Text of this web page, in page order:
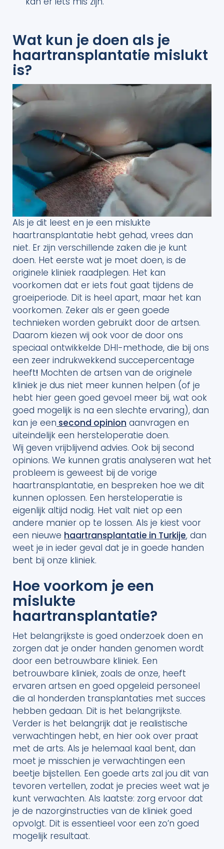
Wat kun je doen als je
haartransplantatie mislukt
is?
Als je dit leest en je een mislukte
haartransplantatie hebt gehad, vrees dan
niet. Er zijn verschillende zaken die je kunt
doen. Het eerste wat je moet doen, is de
originele kliniek raadplegen. Het kan
voorkomen dat er iets fout gaat tijdens de
groeiperiode. Dit is heel apart, maar het kan
voorkomen. Zeker als er geen goede
technieken worden gebruikt door de artsen.
Daarom kiezen wij ook voor de door ons
speciaal ontwikkelde DHI-methode, die bij ons
een zeer indrukwekkend succepercentage
heeft! Mochten de artsen van de originele
kliniek je dus niet meer kunnen helpen (of je
hebt hier geen goed gevoel meer bij, wat ook
goed mogelijk is na een slechte ervaring), dan
kan je een second opinion aanvragen en
uiteindelijk een hersteloperatie doen.
Wij geven vrijblijvend advies. Ook bij second
opinions. We kunnen gratis analyseren wat het
probleem is geweest bij de vorige
haartransplantatie, en bespreken hoe we dit
kunnen oplossen. Een hersteloperatie is
eigenlijk altijd nodig. Het valt niet op een
andere manier op te lossen. Als je kiest voor
een nieuwe haartransplantatie in Turkije, dan
weet je in ieder geval dat je in goede handen
bent bij onze kliniek.
Hoe voorkom je een
mislukte
haartransplantatie?
Het belangrijkste is goed onderzoek doen en
zorgen dat je onder handen genomen wordt
door een betrouwbare kliniek. Een
betrouwbare kliniek, zoals de onze, heeft
ervaren artsen en goed opgeleid personeel
die al honderden transplantaties met succes
hebben gedaan. Dit is het belangrijkste.
Verder is het belangrijk dat je realistische
verwachtingen hebt, en hier ook over praat
met de arts. Als je helemaal kaal bent, dan
moet je misschien je verwachtingen een
beetje bijstellen. Een goede arts zal jou dit van
tevoren vertellen, zodat je precies weet wat je
kunt verwachten. Als laatste: zorg ervoor dat
je de nazorginstructies van de kliniek goed
opvolgt. Dit is essentieel voor een zo’n goed
mogelijk resultaat.